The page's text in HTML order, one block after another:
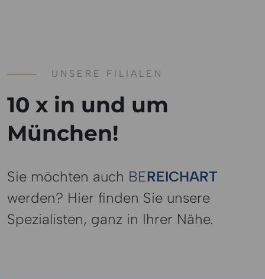
UNSERE FILIALEN
10 x in und um
München!
Sie möchten auch BEREICHART
werden? Hier finden Sie unsere
Spezialisten, ganz in Ihrer Nähe.